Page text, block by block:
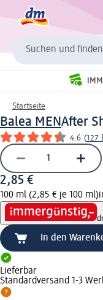
Suchen und finden
Startseite
Balea MENAfter
4.6 (127
2,85 €
100 ml (2,85 € je 100 ml)
In den
Lieferbar
Standardversand 1-3